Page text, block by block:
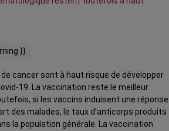
}}
cancer sont à haut risque de développer
19. La vaccination reste le meilleur
si les vaccins induisent une réponse
des malades, le taux d’anticorps produits
la population générale. La vaccination